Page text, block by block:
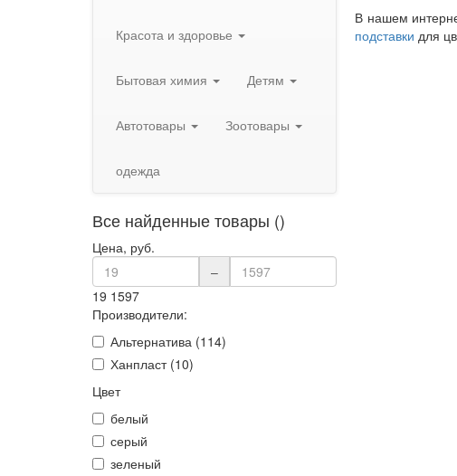
Красота и здоровье
Бытовая химия Детям
Автотовары Зоотовары
одежда
Все найденные товары ()
Цена, руб.
–
19 1597
Производители:
Альтернатива (114)
Ханпласт (10)
Цвет
белый
серый
зеленый
В нашем
подставки для